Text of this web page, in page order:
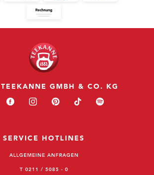
GMBH & CO. KG
SERVICE HOTLINES
ALLGEMEINE ANFRAGEN
T 0211 / 5085 - 0